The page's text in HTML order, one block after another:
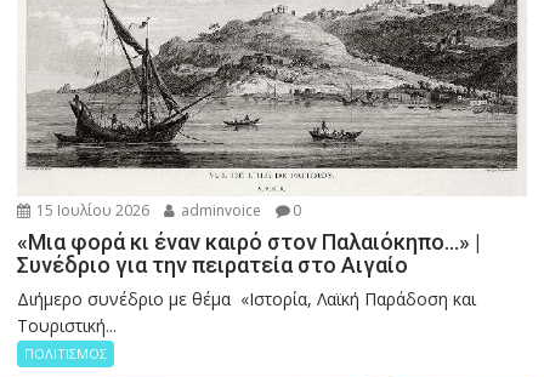
15 Ιουλίου 2026 adminvoice 0
«Μια φορά κι έναν καιρό στον Παλαιόκηπο…» |
Συνέδριο για την πειρατεία στο Αιγαίο
Διήμερο συνέδριο με θέμα «Ιστορία, Λαϊκή Παράδοση και
Τουριστική...
ΠΟΛΙΤΙΣΜΟΣ